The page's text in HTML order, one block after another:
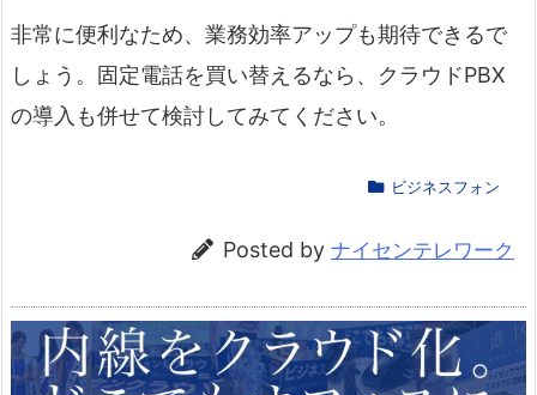
非常に便利なため、業務効率アップも期待できるで
しょう。固定電話を買い替えるなら、クラウドPBX
の導入も併せて検討してみてください。
ビジネスフォン
Posted by ナイセンテレワーク